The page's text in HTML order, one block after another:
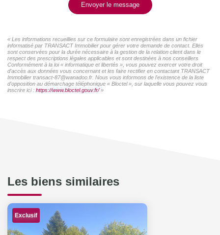
Envoyer le message
« Les informations recueillies sur ce formulaire sont enregistrées dans un fichier
informatisé par TRANSACT Immobilier pour gérer votre demande de contact. Elles
sont conservées pour la durée nécessaire à la gestion de la relation client dans le
respect des prescriptions légales applicables et sont destinées à nos conseillers
Conformément à la loi « informatique et libertés », vous pouvez exercer votre droit
d'accès aux données vous concernant et les faire rectifier en contactant TRANSACT
Immobilier transact-87@wanadoo.fr. Nous vous informons de l'existence de la liste
d'opposition au démarchage téléphonique « Bloctel », sur laquelle vous pouvez vous
inscrire ici : https://www.bloctel.gouv.fr/»
Les biens similaires
Exclusif